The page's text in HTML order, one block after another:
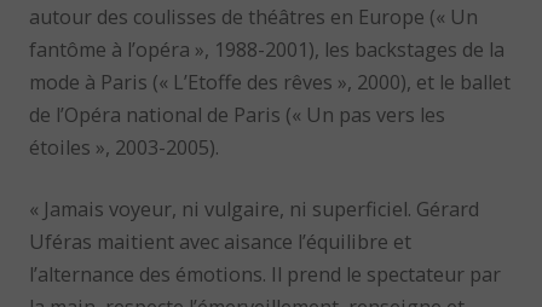
autour des coulisses de théâtres en Europe (« Un
fantôme à l’opéra », 1988-2001), les backstages de la
mode à Paris (« L’Etoffe des rêves », 2000), et le ballet
de l’Opéra national de Paris (« Un pas vers les
étoiles », 2003-2005).
« Jamais voyeur, ni vulgaire, ni superficiel. Gérard
Uféras maitient avec aisance l’équilibre et
l’alternance des émotions. Il prend le spectateur par